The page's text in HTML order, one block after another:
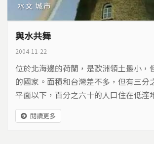
水文 城市
與水共舞
2004-11-22
位於北海邊的荷蘭，是歐洲領土最小，
的國家。面積和台灣差不多，但有三分
平面以下，百分之六十的人口住在低漥
勢低緊鄰北海，讓荷蘭成為全歐洲廢水
閱讀更多